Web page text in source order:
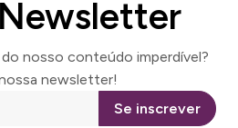
nosso conteúdo imperdível?
newsletter!
Se inscrever